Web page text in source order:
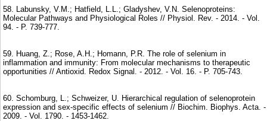
58. Labunsky, V.M.; Hatfield, L.L.; Gladyshev, V.N. Selenoproteins:
Molecular Pathways and Physiological Roles // Physiol. Rev. - 2014. - Vol.
94. - P. 739-777.
59. Huang, Z.; Rose, A.H.; Homann, P.R. The role of selenium in
inflammation and immunity: From molecular mechanisms to therapeutic
opportunities // Antioxid. Redox Signal. - 2012. - Vol. 16. - P. 705-743.
60. Schomburg, L.; Schweizer, U. Hierarchical regulation of selenoprotein
expression and sex-specific effects of selenium // Biochim. Biophys. Acta. -
2009. - Vol. 1790. - 1453-1462.